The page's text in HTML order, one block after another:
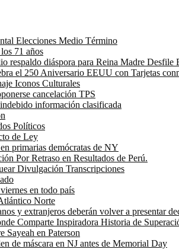
Elecciones Medio Término
71 años
respaldo diáspora para Reina Madre Desfile
el 250 Aniversario EEUU con Tarjetas
Iconos Culturales
cancelación TPS
información clasificada
Políticos
de Ley
primarias demócratas de NY
Por Retraso en Resultados de Perú.
Divulgación Transcripciones
en todo país
Norte
y extranjeros deberán volver a presentar
Comparte Inspiradora Historia de
Sayeah en Paterson
de máscara en NJ antes de Memorial Day